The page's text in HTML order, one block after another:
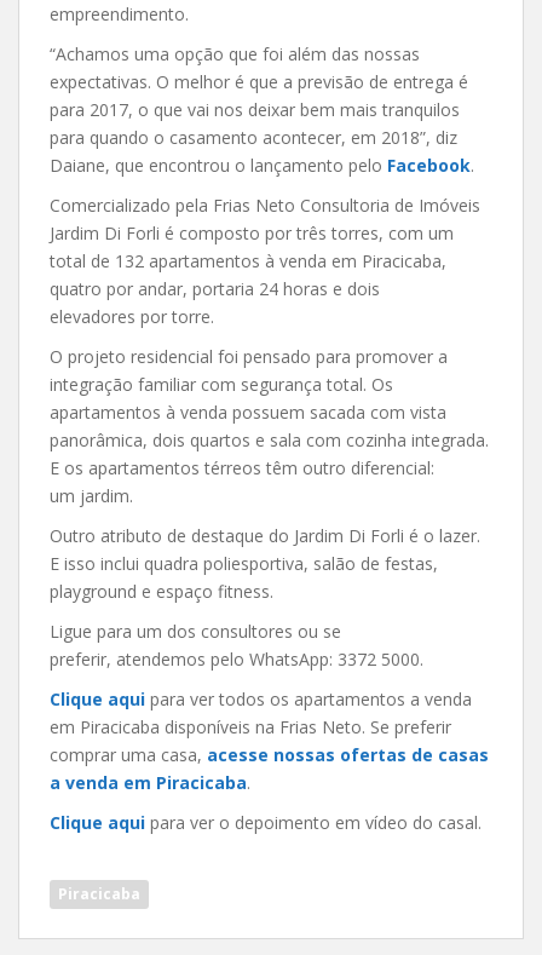
empreendimento.
“Achamos uma opção que foi além das nossas
expectativas. O melhor é que a previsão de entrega é
para 2017, o que vai nos deixar bem mais tranquilos
para quando o casamento acontecer, em 2018”, diz
Daiane, que encontrou o lançamento pelo Facebook.
Comercializado pela Frias Neto Consultoria de Imóveis
Jardim Di Forli é composto por três torres, com um
total de 132 apartamentos à venda em Piracicaba,
quatro por andar, portaria 24 horas e dois
elevadores por torre.
O projeto residencial foi pensado para promover a
integração familiar com segurança total. Os
apartamentos à venda possuem sacada com vista
panorâmica, dois quartos e sala com cozinha integrada.
E os apartamentos térreos têm outro diferencial:
um jardim.
Outro atributo de destaque do Jardim Di Forli é o lazer.
E isso inclui quadra poliesportiva, salão de festas,
playground e espaço fitness.
Ligue para um dos consultores ou se
preferir, atendemos pelo WhatsApp: 3372 5000.
Clique aqui para ver todos os apartamentos a venda
em Piracicaba disponíveis na Frias Neto. Se preferir
comprar uma casa, acesse nossas ofertas de casas
a venda em Piracicaba.
Clique aqui para ver o depoimento em vídeo do casal.
Piracicaba